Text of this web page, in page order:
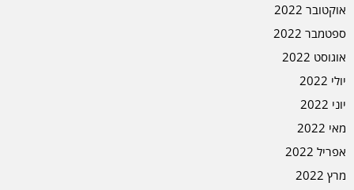
אוקטובר 2022
ספטמבר 2022
אוגוסט 2022
יולי 2022
יוני 2022
מאי 2022
אפריל 2022
מרץ 2022